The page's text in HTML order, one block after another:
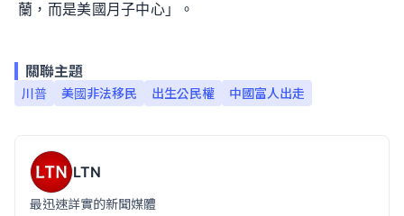
蘭，而是美國月子中心」。
關聯主題
川普 美國非法移民 出生公民權 中國富人出走
LTN
最迅速詳實的新聞媒體